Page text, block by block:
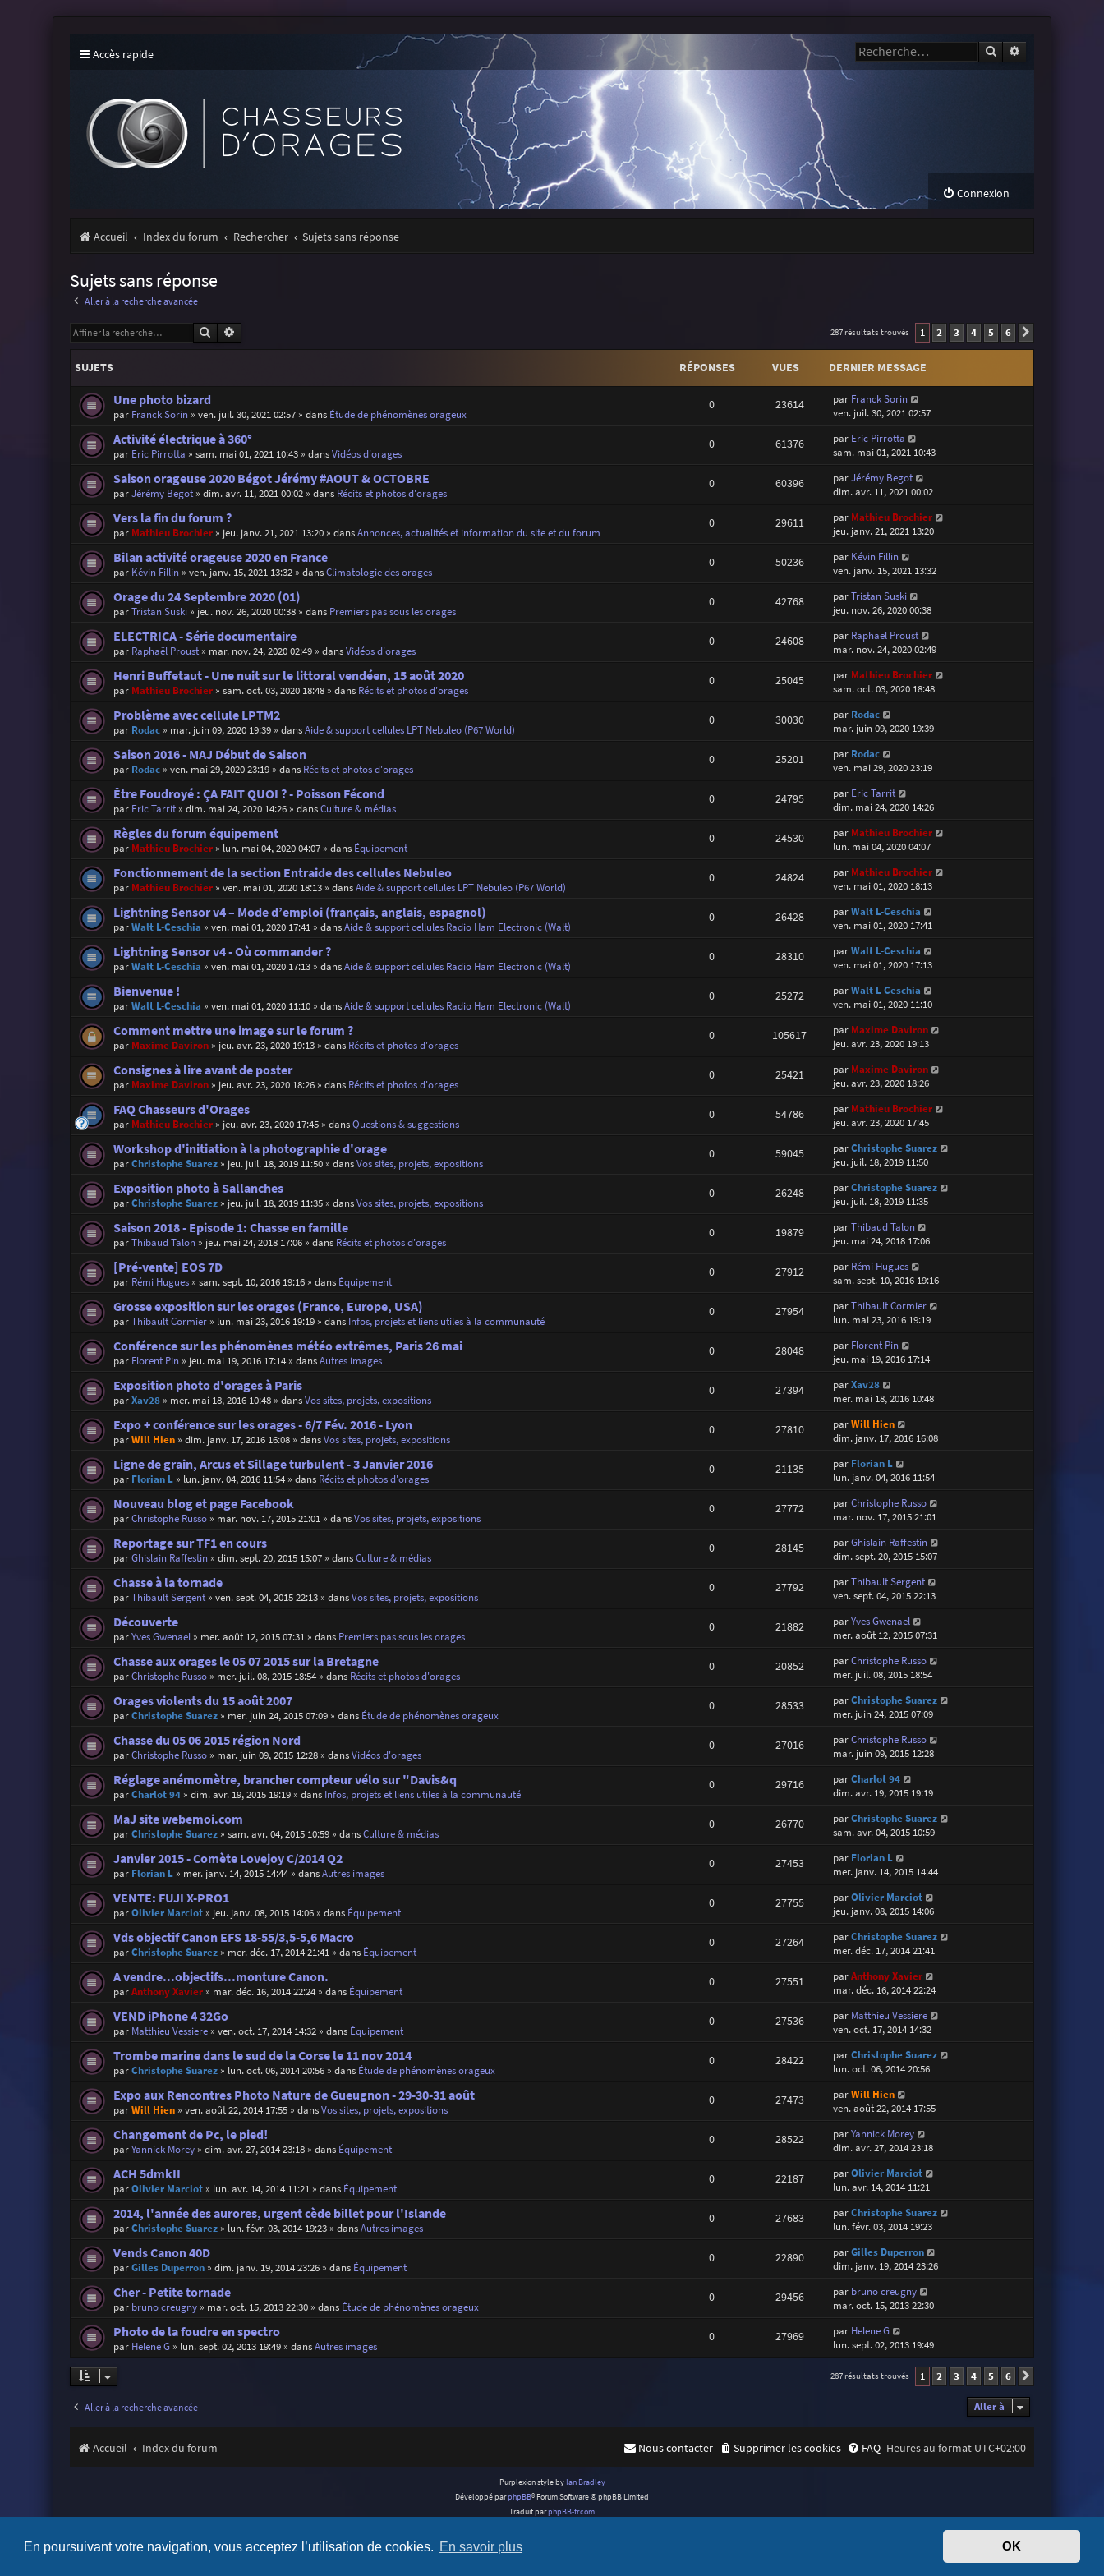
En poursuivant votre navigation, vous acceptez l’utilisation de cookies. En savoir plus OK
Accès rapide Rechercher
Connexion
Accueil Index du forum Rechercher Sujets sans réponse
Sujets sans réponse
Aller à la recherche avancée
Rechercher 287 résultats trouvés 1 2 3 4 5 6
SUJETS RÉPONSES VUES DERNIER MESSAGE
Une photo bizard
par Franck Sorin» ven. juil. 30, 2021 02:57» dans Étude de phénomènes orageux
0 23614 par Franck Sorin
ven. juil. 30, 2021 02:57
Activité électrique à 360°
par Eric Pirrotta » sam. mai 01, 2021 10:43» dansVidéos d'orages
0 61376 par Eric Pirrotta
sam. mai 01, 2021 10:43
Saison orageuse 2020 Bégot Jérémy #AOUT & OCTOBRE
parJérémy Begot» dim. avr. 11, 2021 00:02» dans Récits et photos d'orages
0 60396 parJérémy Begot
dim. avr. 11, 2021 00:02
Vers la fin du forum ?
par Mathieu Brochier» jeu. janv. 21, 2021 13:20» dansAnnonces, actualités et information du site et du forum
0 29611 par Mathieu Brochier
jeu. janv. 21, 2021 13:20
Bilan activité orageuse 2020 en France
par Kévin Fillin» ven. janv. 15, 2021 13:32» dansClimatologie des orages
0 50236 par Kévin Fillin
ven. janv. 15, 2021 13:32
Orage du 24 Septembre 2020 (01)
parTristan Suski» jeu. nov. 26, 2020 00:38» dans Premiers pas sous les orages
0 42768 parTristan Suski
jeu. nov. 26, 2020 00:38
ELECTRICA - Série documentaire
par Raphaël Proust» mar. nov. 24, 2020 02:49» dansVidéos d'orages
0 24608 par Raphaël Proust
mar. nov. 24, 2020 02:49
Henri Buffetaut - Une nuit sur le littoral vendéen, 15 août 2020
par Mathieu Brochier» sam. oct. 03, 2020 18:48» dans Récits et photos d'orages
0 25045 par Mathieu Brochier
sam. oct. 03, 2020 18:48
Problème avec cellule LPTM2
par Rodac» mar. juin 09, 2020 19:39» dansAide & support cellules LPT Nebuleo (P67 World)
0 30030 par Rodac
mar. juin 09, 2020 19:39
Saison 2016 - MAJ Début de Saison
par Rodac» ven. mai 29, 2020 23:19» dans Récits et photos d'orages
0 25201 par Rodac
ven. mai 29, 2020 23:19
Être Foudroyé : ÇA FAIT QUOI ? - Poisson Fécond
par Eric Tarrit» dim. mai 24, 2020 14:26» dansCulture & médias
0 24795 par Eric Tarrit
dim. mai 24, 2020 14:26
Règles du forum équipement
par Mathieu Brochier» lun. mai 04, 2020 04:07» dans Équipement
0 24530 par Mathieu Brochier
lun. mai 04, 2020 04:07
Fonctionnement de la section Entraide des cellules Nebuleo
par Mathieu Brochier» ven. mai 01, 2020 18:13» dansAide & support cellules LPT Nebuleo (P67 World)
0 24824 par Mathieu Brochier
ven. mai 01, 2020 18:13
Lightning Sensor v4 – Mode d’emploi (français, anglais, espagnol)
parWalt L-Ceschia » ven. mai 01, 2020 17:41» dansAide & support cellules Radio Ham Electronic (Walt)
0 26428 parWalt L-Ceschia
ven. mai 01, 2020 17:41
Lightning Sensor v4 - Où commander ?
parWalt L-Ceschia » ven. mai 01, 2020 17:13» dansAide & support cellules Radio Ham Electronic (Walt)
0 28310 parWalt L-Ceschia
ven. mai 01, 2020 17:13
Bienvenue !
parWalt L-Ceschia » ven. mai 01, 2020 11:10» dansAide & support cellules Radio Ham Electronic (Walt)
0 25272 parWalt L-Ceschia
ven. mai 01, 2020 11:10
Comment mettre une image sur le forum ?
par Maxime Daviron» jeu. avr. 23, 2020 19:13» dans Récits et photos d'orages
0 105617 par Maxime Daviron
jeu. avr. 23, 2020 19:13
Consignes à lire avant de poster
par Maxime Daviron» jeu. avr. 23, 2020 18:26» dans Récits et photos d'orages
0 25421 par Maxime Daviron
jeu. avr. 23, 2020 18:26
FAQ Chasseurs d'Orages
par Mathieu Brochier» jeu. avr. 23, 2020 17:45» dansQuestions & suggestions
0 54786 par Mathieu Brochier
jeu. avr. 23, 2020 17:45
Workshop d'initiation à la photographie d'orage
parChristophe Suarez» jeu. juil. 18, 2019 11:50» dansVos sites, projets, expositions
0 59045 parChristophe Suarez
jeu. juil. 18, 2019 11:50
Exposition photo à Sallanches
parChristophe Suarez» jeu. juil. 18, 2019 11:35» dansVos sites, projets, expositions
0 26248 parChristophe Suarez
jeu. juil. 18, 2019 11:35
Saison 2018 - Episode 1: Chasse en famille
parThibaud Talon» jeu. mai 24, 2018 17:06» dans Récits et photos d'orages
0 19879 parThibaud Talon
jeu. mai 24, 2018 17:06
[Pré-vente] EOS 7D
par Rémi Hugues» sam. sept. 10, 2016 19:16» dans Équipement
0 27912 par Rémi Hugues
sam. sept. 10, 2016 19:16
Grosse exposition sur les orages (France, Europe, USA)
parThibault Cormier» lun. mai 23, 2016 19:19» dans Infos, projets et liens utiles à la communauté
0 27954 parThibault Cormier
lun. mai 23, 2016 19:19
Conférence sur les phénomènes météo extrêmes, Paris 26 mai
par Florent Pin» jeu. mai 19, 2016 17:14» dansAutres images
0 28048 par Florent Pin
jeu. mai 19, 2016 17:14
Exposition photo d'orages à Paris
parXav28» mer. mai 18, 2016 10:48» dansVos sites, projets, expositions
0 27394 parXav28
mer. mai 18, 2016 10:48
Expo + conférence sur les orages - 6/7 Fév. 2016 - Lyon
parWill Hien» dim. janv. 17, 2016 16:08» dansVos sites, projets, expositions
0 27810 parWill Hien
dim. janv. 17, 2016 16:08
Ligne de grain, Arcus et Sillage turbulent - 3 Janvier 2016
par Florian L» lun. janv. 04, 2016 11:54» dans Récits et photos d'orages
0 21135 par Florian L
lun. janv. 04, 2016 11:54
Nouveau blog et page Facebook
parChristophe Russo» mar. nov. 17, 2015 21:01» dansVos sites, projets, expositions
0 27772 parChristophe Russo
mar. nov. 17, 2015 21:01
Reportage sur TF1 en cours
parGhislain Raffestin» dim. sept. 20, 2015 15:07» dansCulture & médias
0 28145 parGhislain Raffestin
dim. sept. 20, 2015 15:07
Chasse à la tornade
parThibault Sergent» ven. sept. 04, 2015 22:13» dansVos sites, projets, expositions
0 27792 parThibault Sergent
ven. sept. 04, 2015 22:13
Découverte
parYves Gwenael» mer. août 12, 2015 07:31» dans Premiers pas sous les orages
0 21882 parYves Gwenael
mer. août 12, 2015 07:31
Chasse aux orages le 05 07 2015 sur la Bretagne
parChristophe Russo» mer. juil. 08, 2015 18:54» dans Récits et photos d'orages
0 20852 parChristophe Russo
mer. juil. 08, 2015 18:54
Orages violents du 15 août 2007
parChristophe Suarez» mer. juin 24, 2015 07:09» dans Étude de phénomènes orageux
0 28533 parChristophe Suarez
mer. juin 24, 2015 07:09
Chasse du 05 06 2015 région Nord
parChristophe Russo» mar. juin 09, 2015 12:28» dansVidéos d'orages
0 27016 parChristophe Russo
mar. juin 09, 2015 12:28
Réglage anémomètre, brancher compteur vélo sur "Davis&q
parCharlot 94» dim. avr. 19, 2015 19:19» dans Infos, projets et liens utiles à la communauté
0 29716 parCharlot 94
dim. avr. 19, 2015 19:19
MaJ site webemoi.com
parChristophe Suarez» sam. avr. 04, 2015 10:59» dansCulture & médias
0 26770 parChristophe Suarez
sam. avr. 04, 2015 10:59
Janvier 2015 - Comète Lovejoy C/2014 Q2
par Florian L» mer. janv. 14, 2015 14:44» dansAutres images
0 27453 par Florian L
mer. janv. 14, 2015 14:44
VENTE: FUJI X-PRO1
parOlivier Marciot» jeu. janv. 08, 2015 14:06» dans Équipement
0 27755 parOlivier Marciot
jeu. janv. 08, 2015 14:06
Vds objectif Canon EFS 18-55/3,5-5,6 Macro
parChristophe Suarez» mer. déc. 17, 2014 21:41» dans Équipement
0 27264 parChristophe Suarez
mer. déc. 17, 2014 21:41
A vendre...objectifs...monture Canon.
parAnthony Xavier» mar. déc. 16, 2014 22:24» dans Équipement
0 27551 parAnthony Xavier
mar. déc. 16, 2014 22:24
VEND iPhone 4 32Go
par Matthieu Vessiere» ven. oct. 17, 2014 14:32» dans Équipement
0 27536 par Matthieu Vessiere
ven. oct. 17, 2014 14:32
Trombe marine dans le sud de la Corse le 11 nov 2014
parChristophe Suarez» lun. oct. 06, 2014 20:56» dans Étude de phénomènes orageux
0 28422 parChristophe Suarez
lun. oct. 06, 2014 20:56
Expo aux Rencontres Photo Nature de Gueugnon - 29-30-31 août
parWill Hien» ven. août 22, 2014 17:55» dansVos sites, projets, expositions
0 27473 parWill Hien
ven. août 22, 2014 17:55
Changement de Pc, le pied!
parYannick Morey» dim. avr. 27, 2014 23:18» dans Équipement
0 28522 parYannick Morey
dim. avr. 27, 2014 23:18
ACH 5dmkII
parOlivier Marciot» lun. avr. 14, 2014 11:21» dans Équipement
0 22187 parOlivier Marciot
lun. avr. 14, 2014 11:21
2014, l'année des aurores, urgent cède billet pour l'Islande
parChristophe Suarez» lun. févr. 03, 2014 19:23» dansAutres images
0 27683 parChristophe Suarez
lun. févr. 03, 2014 19:23
Vends Canon 40D
parGilles Duperron» dim. janv. 19, 2014 23:26» dans Équipement
0 22890 parGilles Duperron
dim. janv. 19, 2014 23:26
Cher - Petite tornade
par bruno creugny» mar. oct. 15, 2013 22:30» dans Étude de phénomènes orageux
0 29456 par bruno creugny
mar. oct. 15, 2013 22:30
Photo de la foudre en spectro
par Helene G» lun. sept. 02, 2013 19:49» dansAutres images
0 27969 par Helene G
lun. sept. 02, 2013 19:49
287 résultats trouvés 1 2 3 4 5 6
Aller à la recherche avancée Aller à
Accueil Index du forum Heures au format UTC+02:00
FAQ
Supprimer les cookies
Nous contacter
Purplexion style by Ian Bradley
Développé parphpBB® Forum Software © phpBB Limited
Traduit parphpBB-fr.com